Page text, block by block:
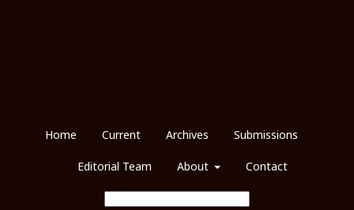
Home Current Archives Submissions
Editorial Team About Contact